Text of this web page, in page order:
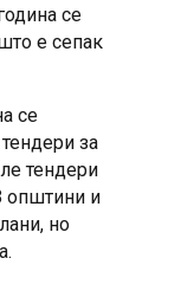
се
е сепак
се
за
тендери
општини и
но